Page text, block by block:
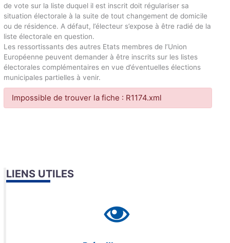
de vote sur la liste duquel il est inscrit doit régulariser sa
situation électorale à la suite de tout changement de domicile
ou de résidence. A défaut, l’électeur s’expose à être radié de la
liste électorale en question.
Les ressortissants des autres Etats membres de l’Union
Européenne peuvent demander à être inscrits sur les listes
électorales complémentaires en vue d’éventuelles élections
municipales partielles à venir.
Impossible de trouver la fiche : R1174.xml
LIENS UTILES